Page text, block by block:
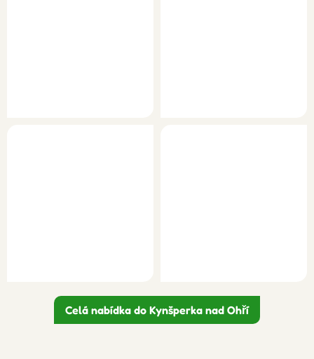
Celá nabídka do Kynšperka nad Ohří